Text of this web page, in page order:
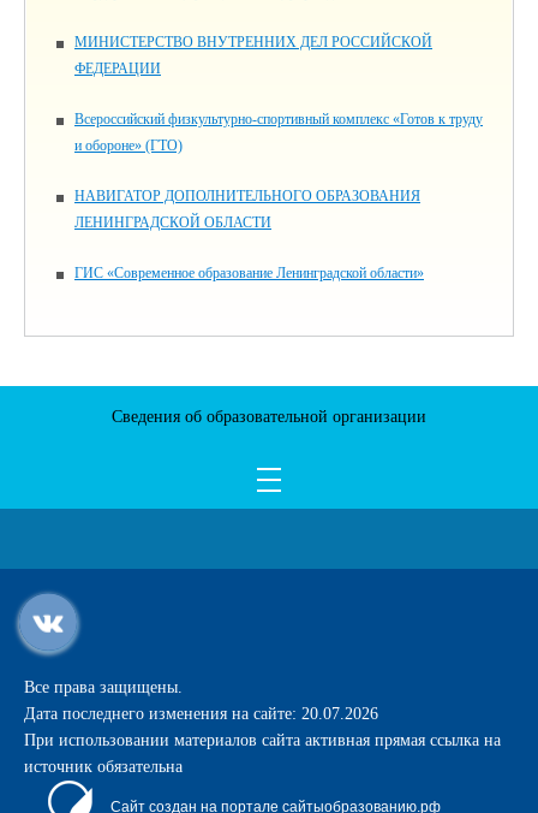
МИНИСТЕРСТВО ВНУТРЕННИХ ДЕЛ РОССИЙСКОЙ
ФЕДЕРАЦИИ
Всероссийский физкультурно-спортивный комплекс «Готов к труду
и обороне» (ГТО)
НАВИГАТОР ДОПОЛНИТЕЛЬНОГО ОБРАЗОВАНИЯ
ЛЕНИНГРАДСКОЙ ОБЛАСТИ
ГИС «Современное образование Ленинградской области»
Сведения об образовательной организации
Все права защищены.
Дата последнего изменения на сайте: 20.07.2026
При использовании материалов сайта активная прямая ссылка на
источник обязательна
Сайт создан на портале сайтыобразованию.рф